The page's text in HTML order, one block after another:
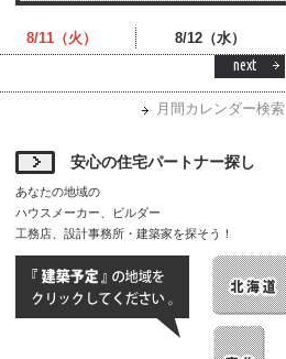
8/11（火）
8/12（水）
next
月間カレンダー検索
安心の住宅パートナー探し
あなたの地域の
ハウスメーカー、ビルダー
工務店、設計事務所・建築家を探そう！